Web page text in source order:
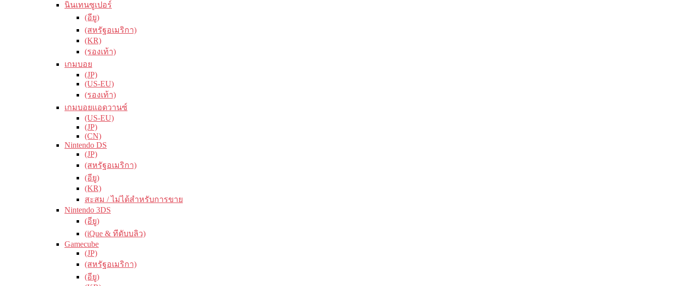
นินเทนซูเปอร์
(อียู)
(สหรัฐอเมริกา)
(KR)
(รองเท้า)
เกมบอย
(JP)
(US-EU)
(รองเท้า)
เกมบอยแอดวานซ์
(US-EU)
(JP)
(CN)
Nintendo DS
(JP)
(สหรัฐอเมริกา)
(อียู)
(KR)
สะสม / ไม่ได้สำหรับการขาย
Nintendo 3DS
(อียู)
(iQue & ทีดับบลิว)
Gamecube
(JP)
(สหรัฐอเมริกา)
(อียู)